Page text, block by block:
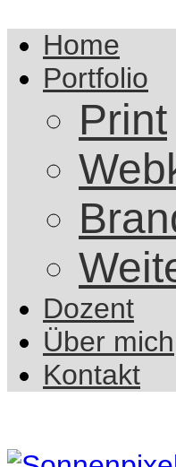
Home
Portfolio
Print
Dozent
Über mich
Kontakt